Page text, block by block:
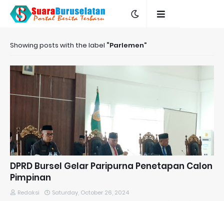
Showing posts with the label Parlemen
DPRD Bursel Gelar Paripurna Penetapan Calon
Pimpinan
Redaksi Saturday, October 26, 2024